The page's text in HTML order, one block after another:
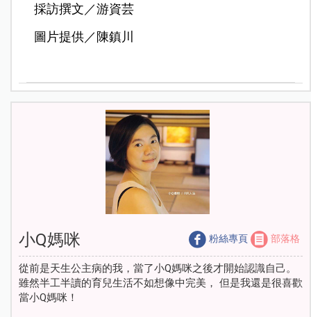
採訪撰文／游資芸
圖片提供／陳鎮川
小Q媽咪 粉絲專頁 部落格
從前是天生公主病的我，當了小Q媽咪之後才開始認識自己。
雖然半工半讀的育兒生活不如想像中完美， 但是我還是很喜歡
當小Q媽咪！